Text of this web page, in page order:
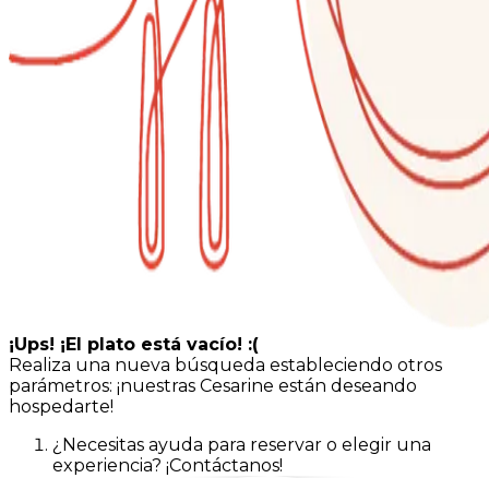
¡Ups! ¡El plato está vacío! :(
Realiza una nueva búsqueda estableciendo otros
parámetros: ¡nuestras Cesarine están deseando
hospedarte!
¿Necesitas ayuda para reservar o elegir una
experiencia? ¡Contáctanos!